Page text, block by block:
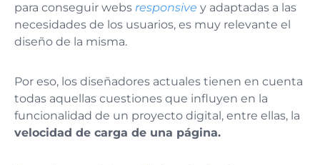
para conseguir webs responsive y adaptadas a las
necesidades de los usuarios, es muy relevante el
diseño de la misma.
Por eso, los diseñadores actuales tienen en cuenta
todas aquellas cuestiones que influyen en la
funcionalidad de un proyecto digital, entre ellas, la
velocidad de carga de una página.